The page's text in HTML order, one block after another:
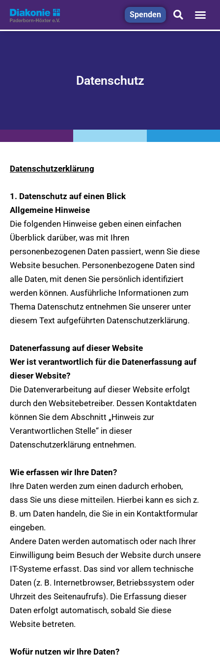
Spenden
Datenschutz
Datenschutzerklärung
1. Datenschutz auf einen Blick
Allgemeine Hinweise
Die folgenden Hinweise geben einen einfachen
Überblick darüber, was mit Ihren
personenbezogenen Daten passiert, wenn Sie diese
Website besuchen. Personenbezogene Daten sind
alle Daten, mit denen Sie persönlich identifiziert
werden können. Ausführliche Informationen zum
Thema Datenschutz entnehmen Sie unserer unter
diesem Text aufgeführten Datenschutzerklärung.
Datenerfassung auf dieser Website
Wer ist verantwortlich für die Datenerfassung auf
dieser Website?
Die Datenverarbeitung auf dieser Website erfolgt
durch den Websitebetreiber. Dessen Kontaktdaten
können Sie dem Abschnitt „Hinweis zur
Verantwortlichen Stelle“ in dieser
Datenschutzerklärung entnehmen.
Wie erfassen wir Ihre Daten?
Ihre Daten werden zum einen dadurch erhoben,
dass Sie uns diese mitteilen. Hierbei kann es sich z.
B. um Daten handeln, die Sie in ein Kontaktformular
eingeben.
Andere Daten werden automatisch oder nach Ihrer
Einwilligung beim Besuch der Website durch unsere
IT-Systeme erfasst. Das sind vor allem technische
Daten (z. B. Internetbrowser, Betriebssystem oder
Uhrzeit des Seitenaufrufs). Die Erfassung dieser
Daten erfolgt automatisch, sobald Sie diese
Website betreten.
Wofür nutzen wir Ihre Daten?